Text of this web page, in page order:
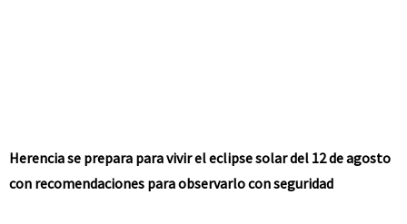
Herencia se prepara para vivir el eclipse solar del 12 de agosto
con recomendaciones para observarlo con seguridad